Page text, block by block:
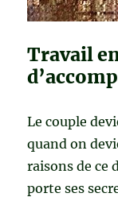
Travail
Le couple
quand on
raisons de ce
porte ses